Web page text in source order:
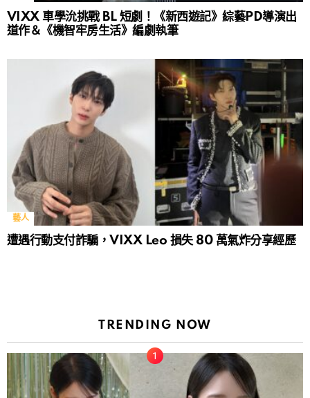
VIXX 車學沇挑戰 BL 短劇！《新西遊記》綜藝PD導演出
道作＆《機智牢房生活》編劇執筆
藝人
遭遇行動支付詐騙，VIXX Leo 損失 80 萬氣炸分享經歷
TRENDING NOW